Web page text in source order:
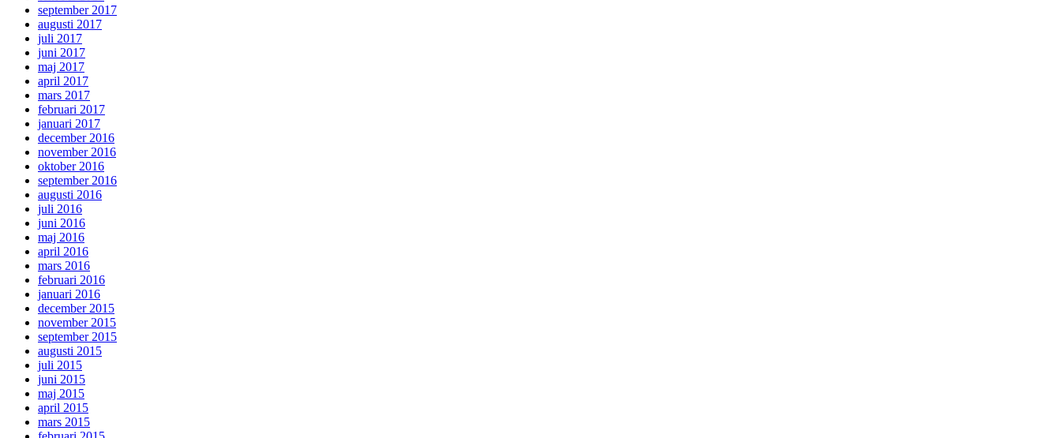
september 2017
augusti 2017
juli 2017
juni 2017
maj 2017
april 2017
mars 2017
februari 2017
januari 2017
december 2016
november 2016
oktober 2016
september 2016
augusti 2016
juli 2016
juni 2016
maj 2016
april 2016
mars 2016
februari 2016
januari 2016
december 2015
november 2015
september 2015
augusti 2015
juli 2015
juni 2015
maj 2015
april 2015
mars 2015